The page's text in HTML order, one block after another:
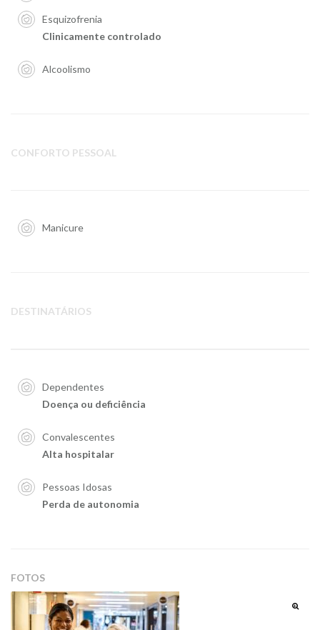
Esquizofrenia
Clinicamente controlado
Alcoolismo
CONFORTO PESSOAL
Manicure
DESTINATÁRIOS
Dependentes
Doença ou deficiência
Convalescentes
Alta hospitalar
Pessoas Idosas
Perda de autonomia
FOTOS